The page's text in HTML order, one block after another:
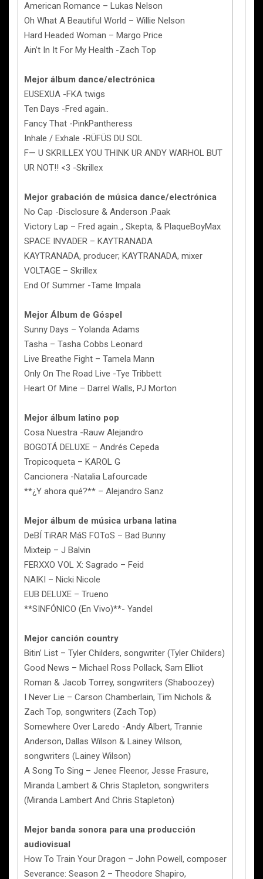
American Romance – Lukas Nelson
Oh What A Beautiful World – Willie Nelson
Hard Headed Woman – Margo Price
Ain’t In It For My Health -Zach Top
Mejor álbum dance/electrónica
EUSEXUA -FKA twigs
Ten Days -Fred again..
Fancy That -PinkPantheress
Inhale / Exhale -RÜFÜS DU SOL
F— U SKRILLEX YOU THINK UR ANDY WARHOL BUT
UR NOT!! <3 -Skrillex
Mejor grabación de música dance/electrónica
No Cap -Disclosure & Anderson .Paak
Victory Lap – Fred again.., Skepta, & PlaqueBoyMax
SPACE INVADER – KAYTRANADA
KAYTRANADA, producer; KAYTRANADA, mixer
VOLTAGE – Skrillex
End Of Summer -Tame Impala
Mejor Álbum de Góspel
Sunny Days – Yolanda Adams
Tasha – Tasha Cobbs Leonard
Live Breathe Fight – Tamela Mann
Only On The Road Live -Tye Tribbett
Heart Of Mine – Darrel Walls, PJ Morton
Mejor álbum latino pop
Cosa Nuestra -Rauw Alejandro
BOGOTÁ DELUXE – Andrés Cepeda
Tropicoqueta – KAROL G
Cancionera -Natalia Lafourcade
**¿Y ahora qué?** – Alejandro Sanz
Mejor álbum de música urbana latina
DeBÍ TiRAR MáS FOToS – Bad Bunny
Mixteip – J Balvin
FERXXO VOL X: Sagrado – Feid
NAIKI – Nicki Nicole
EUB DELUXE – Trueno
**SINFÓNICO (En Vivo)**- Yandel
Mejor canción country
Bitin’ List – Tyler Childers, songwriter (Tyler Childers)
Good News – Michael Ross Pollack, Sam Elliot
Roman & Jacob Torrey, songwriters (Shaboozey)
I Never Lie – Carson Chamberlain, Tim Nichols &
Zach Top, songwriters (Zach Top)
Somewhere Over Laredo -Andy Albert, Trannie
Anderson, Dallas Wilson & Lainey Wilson,
songwriters (Lainey Wilson)
A Song To Sing – Jenee Fleenor, Jesse Frasure,
Miranda Lambert & Chris Stapleton, songwriters
(Miranda Lambert And Chris Stapleton)
Mejor banda sonora para una producción
audiovisual
How To Train Your Dragon – John Powell, composer
Severance: Season 2 – Theodore Shapiro,